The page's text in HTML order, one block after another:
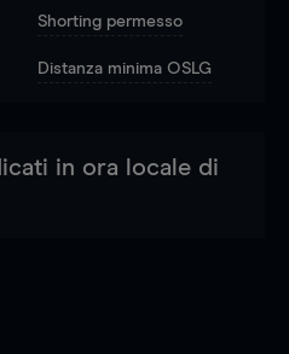
Shorting permesso
Distanza minima OSLG
in ora locale di